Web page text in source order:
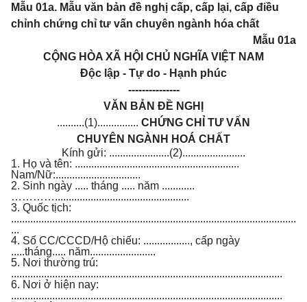
Mẫu 01a. Mẫu văn bản đề nghị cấp, cấp lại, cấp điều
chỉnh chứng chỉ tư vấn chuyên ngành hóa chất
Mẫu 01a
CỘNG HÒA XÃ HỘI CHỦ NGHĨA VIỆT NAM
Độc lập - Tự do - Hạnh phúc
---------------
VĂN BẢN ĐỀ NGHỊ
..........(1)............... CHỨNG CHỈ TƯ VẤN
CHUYÊN NGÀNH HOÁ CHẤT
Kính gửi: ......................(2).......................
1. Họ và tên: ............................................................
Nam/Nữ:...............................
2. Sinh ngày ..... tháng ..... năm ............
………….................................................
3. Quốc tịch:
........................................................................................................
...
4. Số CC/CCCD/Hộ chiếu: ................., cấp ngày
.....tháng..... năm........................
5. Nơi thường trú:
...................................................................................................
6. Nơi ở hiện nay:
...................................................................................................